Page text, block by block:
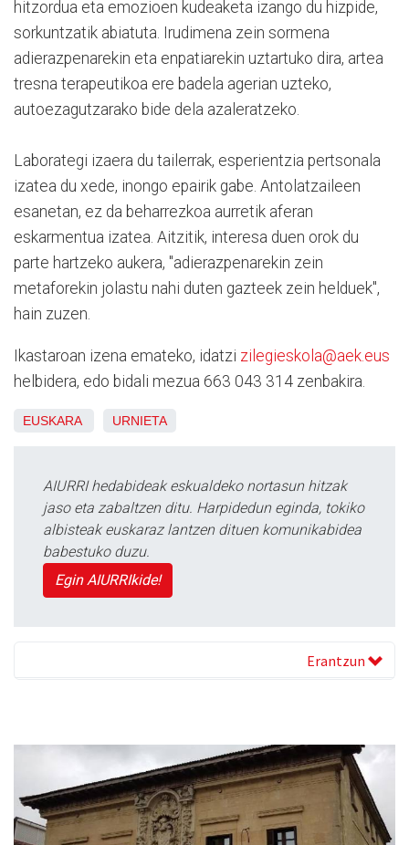
hitzordua eta emozioen kudeaketa izango du hizpide,
sorkuntzatik abiatuta. Irudimena zein sormena
adierazpenarekin eta enpatiarekin uztartuko dira, artea
tresna terapeutikoa ere badela agerian uzteko,
autoezagutzarako bide dela azaleratzeko.
Laborategi izaera du tailerrak, esperientzia pertsonala
izatea du xede, inongo epairik gabe. Antolatzaileen
esanetan, ez da beharrezkoa aurretik aferan
eskarmentua izatea. Aitzitik, interesa duen orok du
parte hartzeko aukera, "adierazpenarekin zein
metaforekin jolastu nahi duten gazteek zein helduek",
hain zuzen.
Ikastaroan izena emateko, idatzi zilegieskola@aek.eus
helbidera, edo bidali mezua 663 043 314 zenbakira.
EUSKARA URNIETA
AIURRI hedabideak eskualdeko nortasun hitzak
jaso eta zabaltzen ditu. Harpidedun eginda, tokiko
albisteak euskaraz lantzen dituen komunikabidea
babestuko duzu.
Egin AIURRIkide!
Erantzun